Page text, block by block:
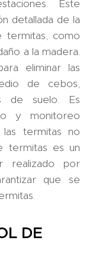
Este
detallada de la
termitas, como
a la madera.
eliminar las
de cebos,
de suelo. Es
y monitoreo
termitas no
termitas es un
realizado por
que se
DE